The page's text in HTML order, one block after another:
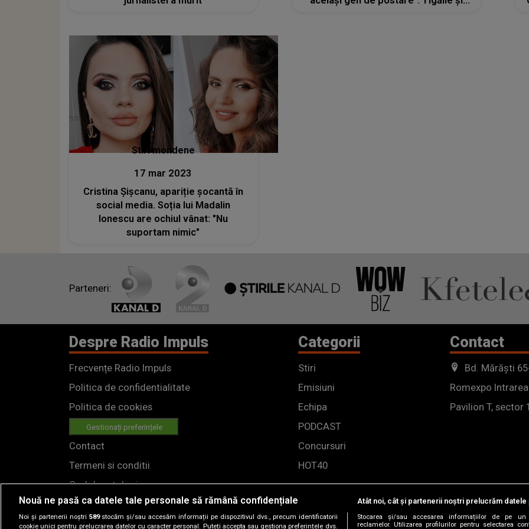
Stiri mondene
17 mar 2023
Cristina Șișcanu, apariție șocantă în
social media. Soția lui Madalin
Ionescu are ochiul vânat: "Nu
suportam nimic"
Parteneri:
Despre Radio Impuls
Frecvențe Radio Impuls
Politica de confidentialitate
Politica de cookies
Gestionați preferințele
Contact
Termeni si conditii
Cod deontologic
Regulamente
Categorii
Stiri
Emisiuni
Echipa
PODCAST
Concursuri
HOT40
Contact
Bd. Mărăști
Romexpo Intrarea
Pavilion T, sector 1
Nouă ne pasă ca datele tale personale să rămână confidențiale
Noi și partenerii noștri 589stocăm și/sau accesăm informații pe dispozitivul dvs., precum identificatorii
cookie unici pentru prelucrarea datelor cu caracter personal. Puteți accepta sau gestiona preferințele dvs.
Atât noi, cât și partenerii noștri prelucrăm datele
Stocarea și/sau accesarea informațiilor de pe un
reclamelor. Utilizarea profilurilor pentru selectarea